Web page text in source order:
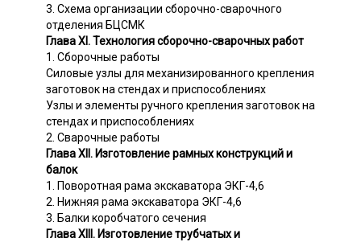
3. Схема организации сборочно-сварочного
отделения БЦСМК
Глава XI. Технология сборочно-сварочных работ
1. Сборочные работы
Силовые узлы для механизированного крепления
заготовок на стендах и приспособлениях
Узлы и элементы ручного крепления заготовок на
стендах и приспособлениях
2. Сварочные работы
Глава XII. Изготовление рамных конструкций и
балок
1. Поворотная рама экскаватора ЭКГ-4,6
2. Нижняя рама экскаватора ЭКГ-4,6
3. Балки коробчатого сечения
Глава XIII. Изготовление трубчатых и